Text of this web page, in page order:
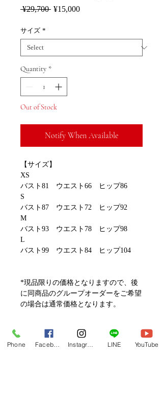
¥29,700 Regular
¥15,000Sale
サイズ *
Quantity *
Out of Stock
Notify When Available
【サイズ】
XS
バスト81 ウエスト66 ヒップ86
S
バスト87 ウエスト72 ヒップ92
M
バスト93 ウエスト78 ヒップ98
L
バスト99 ウエスト84 ヒップ104
*現品限りの価格となりますので、後
に同商品のグループオーダーをご希望
の場合は通常価格となります。
フラレッスン動画一覧へ
Phone LINE YouTube